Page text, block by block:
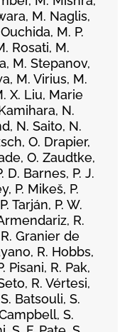
M. Naglis,
M. P.
Rosati, M.
M. Stepanov,
M. Virius, M.
X. Liu, Marie
N.
N. Saito, N.
O. Drapier,
O. Zaudtke,
D. Barnes, P. J.
P. Mikeš, P.
Tarján, P. W.
R.
Granier de
R. Hobbs,
Pisani, R. Pak,
R. Vértesi,
Batsouli, S.
S.